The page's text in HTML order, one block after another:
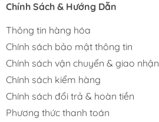
Chính Sách & Hướng Dẫn
Thông tin hàng hóa
Chính sách bảo mật thông tin
Chính sách vận chuyển & giao nhận
Chính sách kiểm hàng
Chính sách đổi trả & hoàn tiền
Phương thức thanh toán